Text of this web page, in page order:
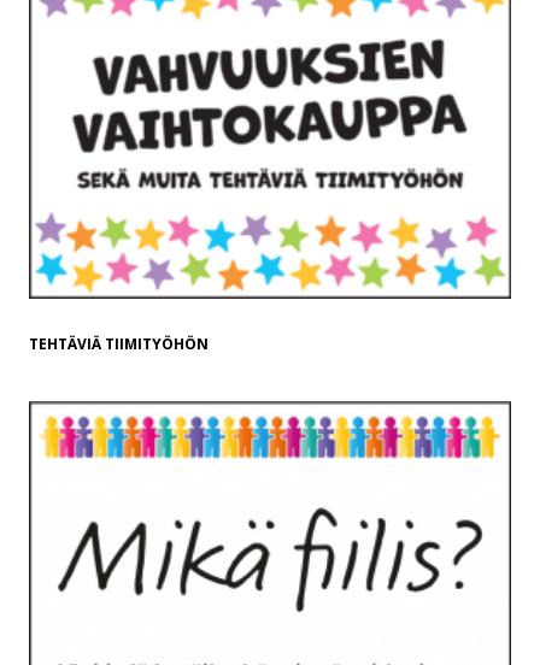
TEHTÄVIÄ TIIMITYÖHÖN